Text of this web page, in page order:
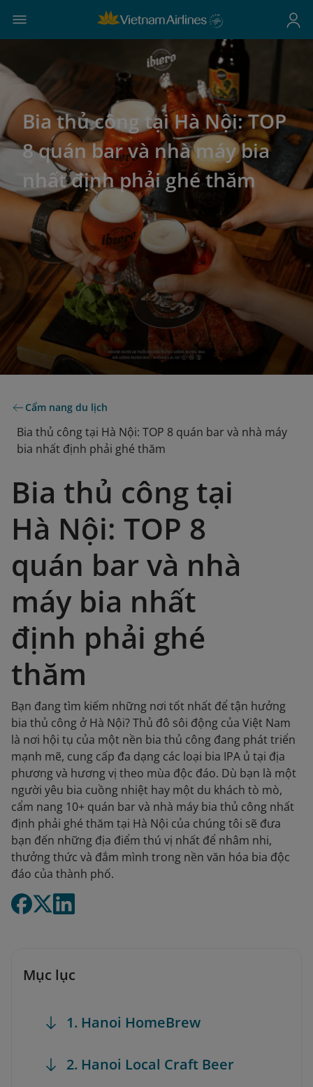
Bia thủ công tại Hà Nội: TOP
8 quán bar và nhà máy bia
nhất định phải ghé thăm
Cẩm nang du lịch
Bia thủ công tại Hà Nội: TOP 8 quán bar và nhà máy
bia nhất định phải ghé thăm
Bia thủ công tại
Hà Nội: TOP 8
quán bar và nhà
máy bia nhất
định phải ghé
thăm
Bạn đang tìm kiếm những nơi tốt nhất để tận hưởng
bia thủ công ở Hà Nội? Thủ đô sôi động của Việt Nam
là nơi hội tụ của một nền bia thủ công đang phát triển
mạnh mẽ, cung cấp đa dạng các loại bia IPA ủ tại địa
phương và hương vị theo mùa độc đáo. Dù bạn là một
người yêu bia cuồng nhiệt hay một du khách tò mò,
cẩm nang 10+ quán bar và nhà máy bia thủ công nhất
định phải ghé thăm tại Hà Nội của chúng tôi sẽ đưa
bạn đến những địa điểm thú vị nhất để nhâm nhi,
thưởng thức và đắm mình trong nền văn hóa bia độc
đáo của thành phố.
Mục lục
1. Hanoi HomeBrew
2. Hanoi Local Craft Beer